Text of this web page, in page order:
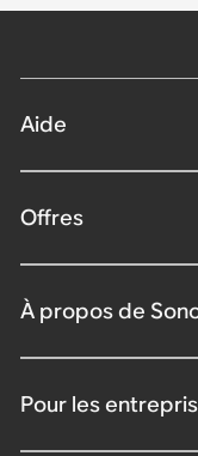
Aide
Offres
À propos de
Pour les